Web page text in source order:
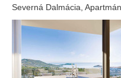
OD MORA DO(m)
Severná Dalmácia,